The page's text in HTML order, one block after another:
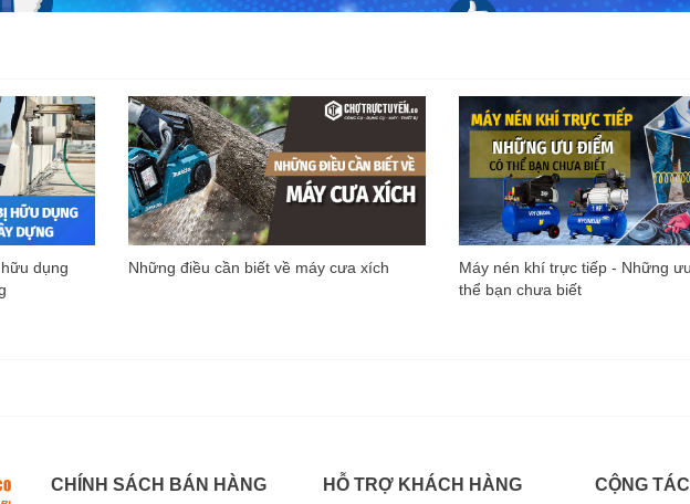
dụng
Những điều cần biết về máy cưa xích
Máy nén khí trực tiếp - Những
thể bạn chưa biết
CHÍNH SÁCH BÁN HÀNG HỖ TRỢ KHÁCH HÀNG CỘNG